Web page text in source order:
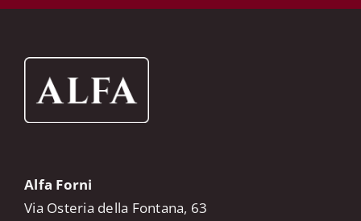
Alfa Forni
Via Osteria della Fontana, 63